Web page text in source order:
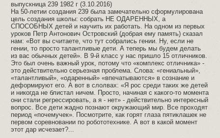
выпускница 239 1982 г (3.10.2016)
На 50-летии создания 239 была замечательно сформулирована
цель создания школы: собрать НЕ ОДАРЕННЫХ, а
СПОСОБНЫХ детей и научить их работать. На одном из первых
уроков Петр Антонович Островский (добрая ему память) сказал
нам: «Вот вы считаете, что тут собрались гении. Ну, если не
гении, то просто талантливые дети. А теперь мы будем делать
из вас обычных детей». В 9-й класс у нас пришло 15 отличников.
Это был очень важный урок, потому что «комплекс отличника» -
это действительно серьезная проблема. Слова: «гениальный»,
«талантливый», «одаренный» «впечатываются» в сознание и
деформируют его. А вот в слолвах: «Я рос среди таких же детей
и никогда не блистал ничем. Просто, начиная с какого-то момента
они стали регрессировать, а я - нет» - действительно интересный
вопрос. Все дети жадно познают окружающий мир. Все проходят
период «почемучек». Посмотрите, как горят глаза пятиклашек не
первом соревновании по робототехнике. А вот в какой момент
этот дар исчезает?...